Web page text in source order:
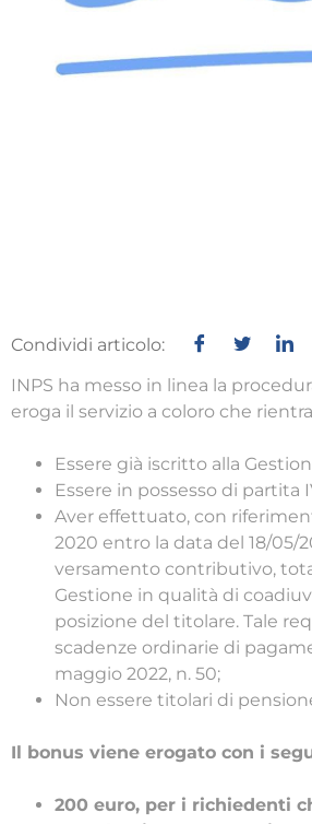
Condividi articolo:
INPS ha messo in linea la
eroga il servizio a coloro che
Essere già iscritto alla
Essere in possesso di partita
Aver effettuato, con
2020 entro la data del 18/05/
versamento contributivo,
Gestione in qualità di
posizione del titolare. Tale
scadenze ordinarie di
maggio 2022, n. 50;
Non essere titolari di
Il bonus viene erogato con i
200 euro, per i richiedenti